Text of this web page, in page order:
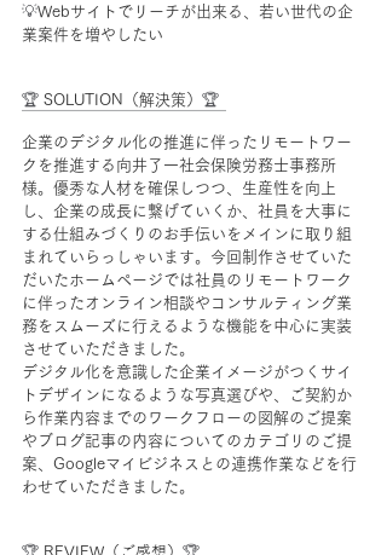
💡Webサイトでリーチが出来る、若い世代の企
業案件を増やしたい
🏆 SOLUTION（解決策） 🏆
企業のデジタル化の推進に伴ったリモートワー
クを推進する向井了一社会保険労務士事務所
様。優秀な人材を確保しつつ、生産性を向上
し、企業の成長に繋げていくか、社員を大事に
する仕組みづくりのお手伝いをメインに取り組
まれていらっしゃいます。今回制作させていた
だいたホームページでは社員のリモートワーク
に伴ったオンライン相談やコンサルティング業
務をスムーズに行えるような機能を中心に実装
させていただきました。
デジタル化を意識した企業イメージがつくサイ
トデザインになるような写真選びや、ご契約か
ら作業内容までのワークフローの図解のご提案
やブログ記事の内容についてのカテゴリのご提
案、Googleマイビジネスとの連携作業などを行
わせていただきました。